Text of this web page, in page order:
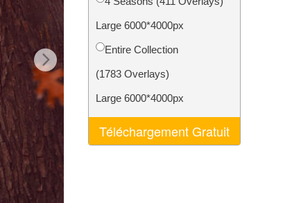
Video Editing Services
Large 6000*4000px
Entire Collection
(1783 Overlays)
Large 6000*4000px
Téléchargement Gratuit